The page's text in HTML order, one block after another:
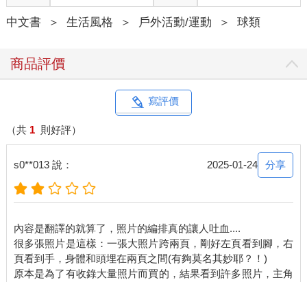
中文書 ＞ 生活風格 ＞ 戶外活動/運動 ＞ 球類
商品評價
寫評價
（共 1 則好評）
s0**013 說： 2025-01-24 分享
內容是翻譯的就算了，照片的編排真的讓人吐血....
很多張照片是這樣：一張大照片跨兩頁，剛好左頁看到腳，右
頁看到手，身體和頭埋在兩頁之間(有夠莫名其妙耶？！)
原本是為了有收錄大量照片而買的，結果看到許多照片，主角